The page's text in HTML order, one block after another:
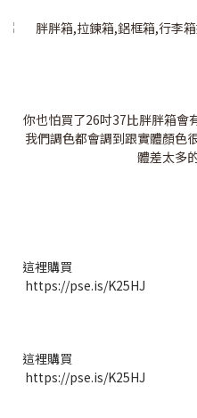
你也怕買了26吋37比胖胖箱會
我們調色都會調到跟實體顏色
體差太多
這裡購買
https://pse.is/K25HJ
這裡購買
https://pse.is/K25HJ